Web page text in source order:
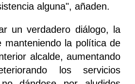
alguna", añaden.
un verdadero diálogo, la
manteniendo la política de
alcalde, aumentando
los servicios